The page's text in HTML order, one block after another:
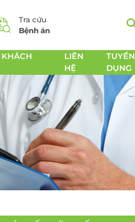
Tra cứu
Bệnh án
Tầm soát Ung thư toàn
diện
Tầm soát Ung thư tiêu
hóa
Tầm soát Ung thư
tuyến giáp
Tầm soát Ung thư Phổi
KHÁCH
LIÊN
HỆ
TUYỂN
DỤNG